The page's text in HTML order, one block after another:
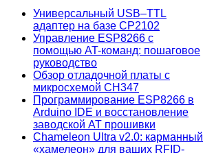
Универсальный USB–TTL
адаптер на базе CP2102
Управление ESP8266 с
помощью AT-команд: пошаговое
руководство
Обзор отладочной платы с
микросхемой CH347
Программирование ESP8266 в
Arduino IDE и восстановление
заводской AT прошивки
Chameleon Ultra v2.0: карманный
«хамелеон» для ваших RFID-